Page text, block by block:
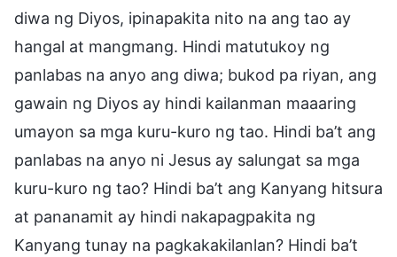
diwa ng Diyos, ipinapakita nito na ang tao ay
hangal at mangmang. Hindi matutukoy ng
panlabas na anyo ang diwa; bukod pa riyan, ang
gawain ng Diyos ay hindi kailanman maaaring
umayon sa mga kuru-kuro ng tao. Hindi ba’t ang
panlabas na anyo ni Jesus ay salungat sa mga
kuru-kuro ng tao? Hindi ba’t ang Kanyang hitsura
at pananamit ay hindi nakapagpakita ng
Kanyang tunay na pagkakakilanlan? Hindi ba’t